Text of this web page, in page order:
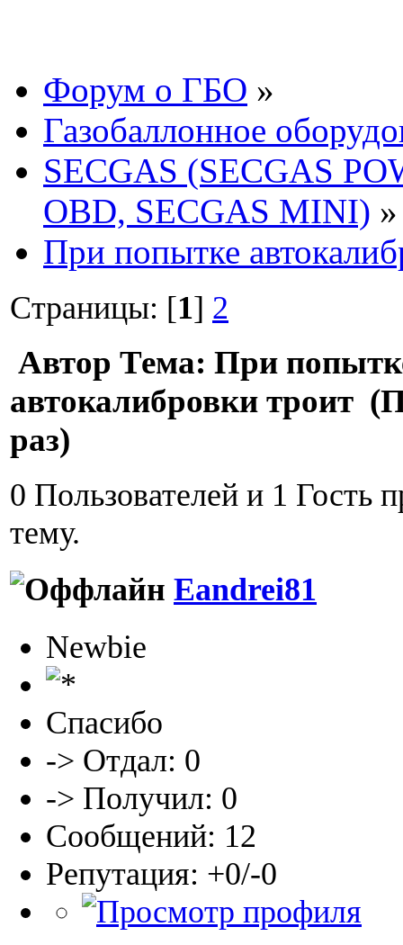
Форум о ГБО »
Газобаллонное
SECGAS (SECGAS
OBD, SECGAS MINI) »
При попытке
Страницы: [1] 2
Автор Тема: При
автокалибровки троит
раз)
0 Пользователей и 1 Гость
тему.
Eandrei81
Newbie
Спасибо
-> Отдал: 0
-> Получил: 0
Сообщений: 12
Репутация: +0/-0